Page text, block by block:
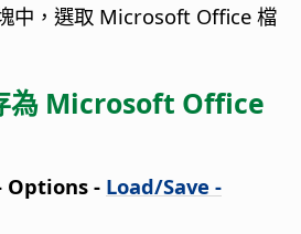
中，選取 Microsoft Office 檔
為 Microsoft Office
Options - Load/Save -